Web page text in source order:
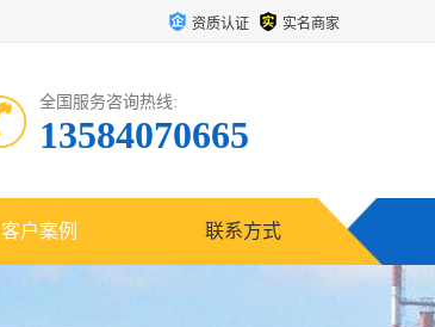
资质认证 实名商家
全国服务咨询热线:
13584070665
客户案例 联系方式